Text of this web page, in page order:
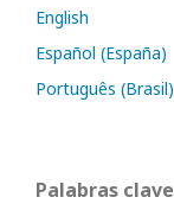
English
Español (España)
Português (Brasil)
Palabras clave